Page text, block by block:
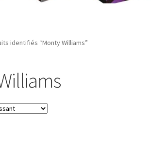
identifiés “Monty Williams”